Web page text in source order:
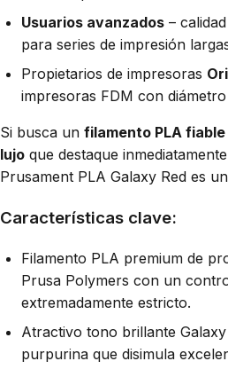
Usuarios avanzados –
para series de impresión
Propietarios de impresoras
impresoras FDM con
Si busca un filamento PLA
lujo que destaque
Prusament PLA Galaxy Red es
Características clave:
Filamento PLA premium de
Prusa Polymers con un
extremadamente estricto.
Atractivo tono brillante
purpurina que disimula